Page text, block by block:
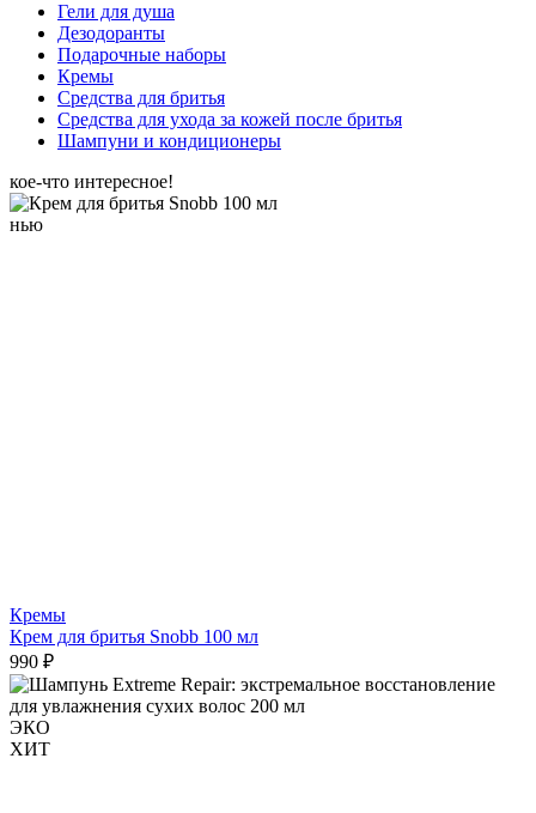
Гели для душа
Дезодоранты
Подарочные наборы
Кремы
Средства для бритья
Средства для ухода за кожей после бритья
Шампуни и кондиционеры
кое-что интересное!
нью
Кремы
Крем для бритья Snobb 100 мл
990 ₽
ЭКО
ХИТ